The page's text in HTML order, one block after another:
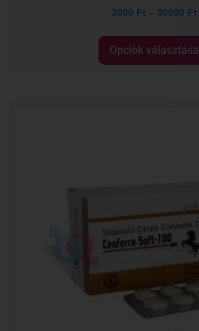
3800 Ft – 30990 Ft
Opciók választása